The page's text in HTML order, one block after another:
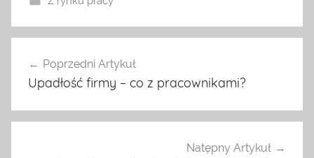
wpisu
Poprzedni Artykuł
Upadłość firmy – co z pracownikami?
Natępny Artykuł